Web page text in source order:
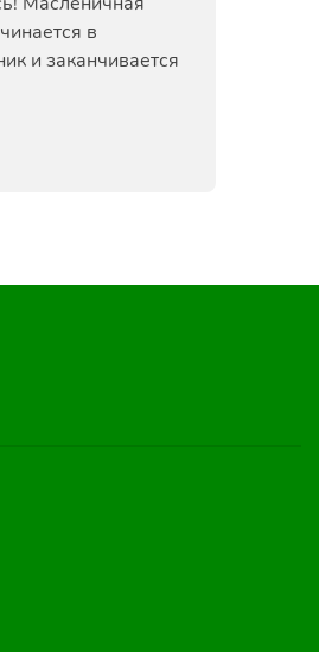
в
и заканчивается